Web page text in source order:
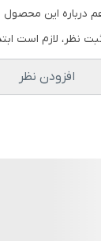
درباره این محصول
نظر، لازم است
افزودن نظر